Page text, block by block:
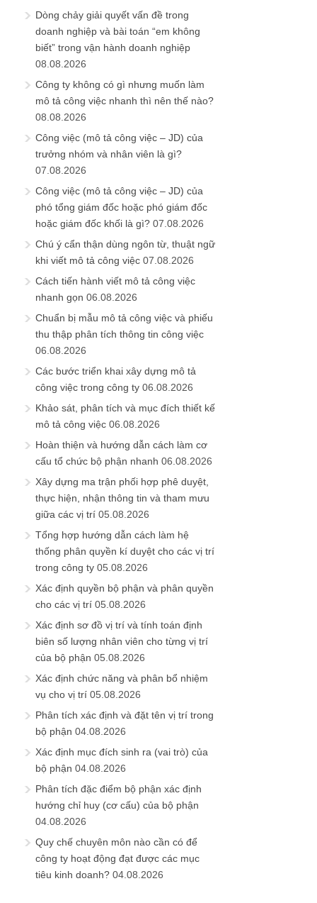
Dòng chảy giải quyết vấn đề trong
doanh nghiệp và bài toán “em không
biết” trong vận hành doanh nghiệp
08.08.2026
Công ty không có gì nhưng muốn làm
mô tả công việc nhanh thì nên thế nào?
08.08.2026
Công việc (mô tả công việc – JD) của
trưởng nhóm và nhân viên là gì?
07.08.2026
Công việc (mô tả công việc – JD) của
phó tổng giám đốc hoặc phó giám đốc
hoặc giám đốc khối là gì? 07.08.2026
Chú ý cẩn thận dùng ngôn từ, thuật ngữ
khi viết mô tả công việc 07.08.2026
Cách tiến hành viết mô tả công việc
nhanh gọn 06.08.2026
Chuẩn bị mẫu mô tả công việc và phiếu
thu thập phân tích thông tin công việc
06.08.2026
Các bước triển khai xây dựng mô tả
công việc trong công ty 06.08.2026
Khảo sát, phân tích và mục đích thiết kế
mô tả công việc 06.08.2026
Hoàn thiện và hướng dẫn cách làm cơ
cấu tổ chức bộ phận nhanh 06.08.2026
Xây dựng ma trận phối hợp phê duyệt,
thực hiện, nhận thông tin và tham mưu
giữa các vị trí 05.08.2026
Tổng hợp hướng dẫn cách làm hệ
thống phân quyền kí duyệt cho các vị trí
trong công ty 05.08.2026
Xác định quyền bộ phận và phân quyền
cho các vị trí 05.08.2026
Xác định sơ đồ vị trí và tính toán định
biên số lượng nhân viên cho từng vị trí
của bộ phận 05.08.2026
Xác định chức năng và phân bổ nhiệm
vụ cho vị trí 05.08.2026
Phân tích xác định và đặt tên vị trí trong
bộ phận 04.08.2026
Xác định mục đích sinh ra (vai trò) của
bộ phận 04.08.2026
Phân tích đặc điểm bộ phận xác định
hướng chỉ huy (cơ cấu) của bộ phận
04.08.2026
Quy chế chuyên môn nào cần có để
công ty hoạt động đạt được các mục
tiêu kinh doanh? 04.08.2026